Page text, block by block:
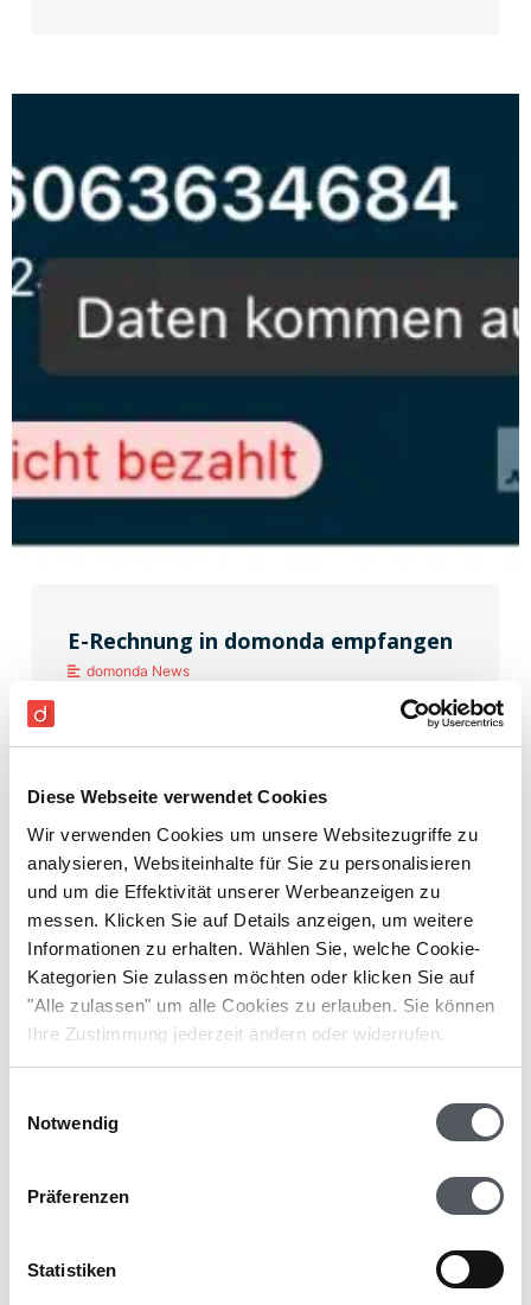
Diese Webseite verwendet Cookies
Wir verwenden Cookies um unsere Websitezugriffe zu
analysieren, Websiteinhalte für Sie zu personalisieren
und um die Effektivität unserer Werbeanzeigen zu
messen. Klicken Sie auf Details anzeigen, um weitere
Informationen zu erhalten. Wählen Sie, welche Cookie-
Kategorien Sie zulassen möchten oder klicken Sie auf
"Alle zulassen" um alle Cookies zu erlauben. Sie können
Ihre Zustimmung jederzeit ändern oder widerrufen.
Notwendig
Präferenzen
Statistiken
E-Rechnung in domonda empfangen
domonda News
Neue Funktion für E-Rechnung ZUGFeRD und
XRechnung in domonda empfangen